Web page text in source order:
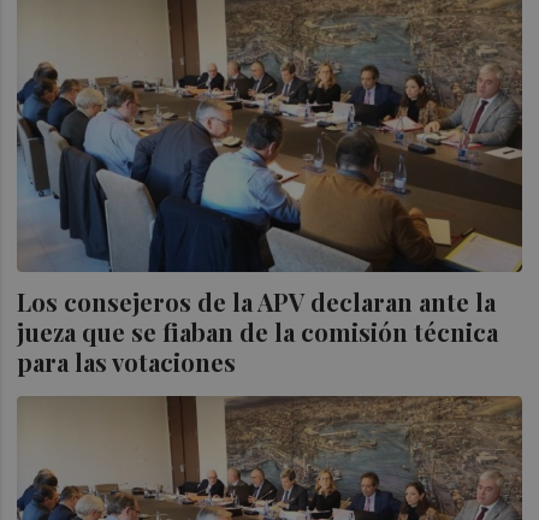
Los consejeros de la APV declaran ante la
jueza que se fiaban de la comisión técnica
para las votaciones